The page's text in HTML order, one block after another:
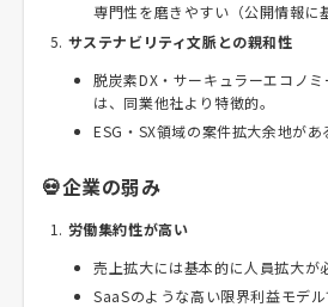
専門性を磨きやすい（公開情報に
サステナビリティ文脈との親和性
脱炭素DX・サーキュラーエコノ
は、同業他社より特徴的。
ESG・SX領域の案件拡大余地があ
💀企業の弱み
労働集約性が高い
売上拡大には基本的に人員拡大が
SaaSのような高い限界利益モデル